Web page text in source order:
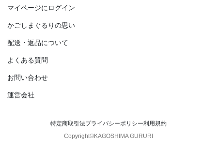
マイページにログイン
かごしまぐるりの思い
配送・返品について
よくある質問
お問い合わせ
運営会社
特定商取引法プライバシーポリシー利用規約
Copyright©KAGOSHIMA GURURI